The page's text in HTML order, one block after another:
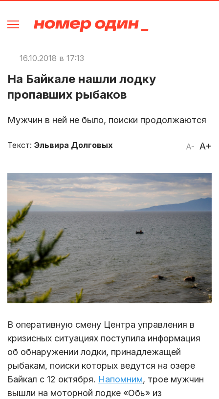
16.10.2018 в 17:13
На Байкале нашли лодку
пропавших рыбаков
Мужчин в ней не было, поиски продолжаются
A- A+
Текст: Эльвира Долговых
В оперативную смену Центра управления в
кризисных ситуациях поступила информация
об обнаружении лодки, принадлежащей
рыбакам, поиски которых ведутся на озере
Байкал с 12 октября. Напомним, трое мужчин
вышли на моторной лодке «Обь» из